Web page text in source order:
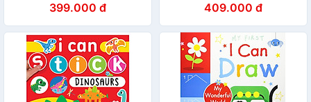
399.000 đ 409.000 đ